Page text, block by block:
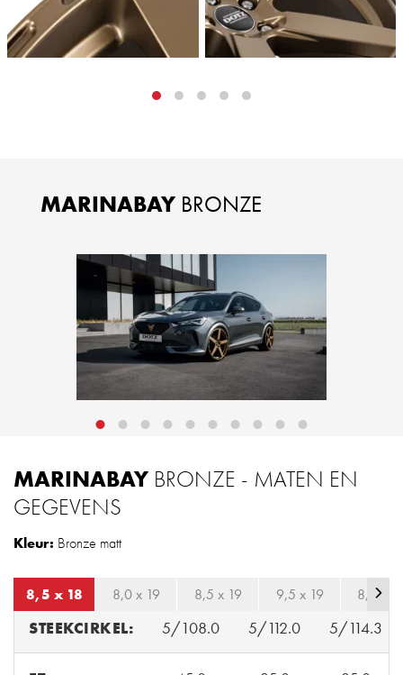
MARINABAY BRONZE
MARINABAY BRONZE - MATEN EN
GEGEVENS
Kleur: Bronze matt
8,5 x 18 8,0 x 19 8,5 x 19 9,5 x 19 8,5 x
STEEKCIRKEL: 5/108.0 5/112.0 5/114.3